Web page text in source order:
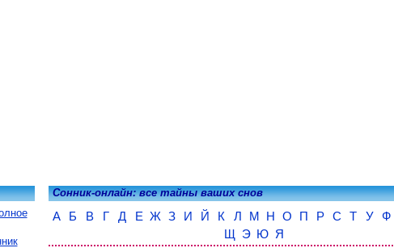
Сонник-онлайн: все тайны ваших снов
А Б В Г Д Е Ж З И Й К Л М Н О П Р С Т У Ф
Щ Э Ю Я